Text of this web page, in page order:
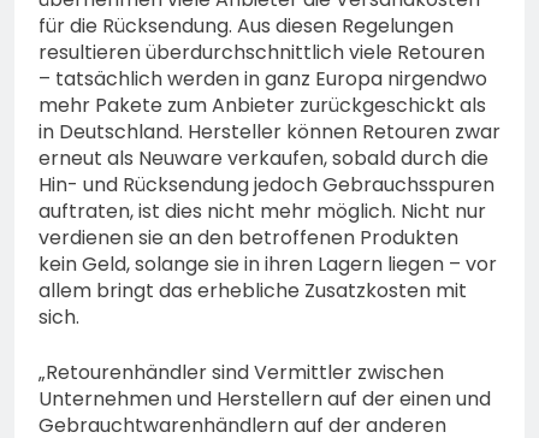
für die Rücksendung. Aus diesen Regelungen
resultieren überdurchschnittlich viele Retouren
– tatsächlich werden in ganz Europa nirgendwo
mehr Pakete zum Anbieter zurückgeschickt als
in Deutschland. Hersteller können Retouren zwar
erneut als Neuware verkaufen, sobald durch die
Hin- und Rücksendung jedoch Gebrauchsspuren
auftraten, ist dies nicht mehr möglich. Nicht nur
verdienen sie an den betroffenen Produkten
kein Geld, solange sie in ihren Lagern liegen – vor
allem bringt das erhebliche Zusatzkosten mit
sich.
„Retourenhändler sind Vermittler zwischen
Unternehmen und Herstellern auf der einen und
Gebrauchtwarenhändlern auf der anderen